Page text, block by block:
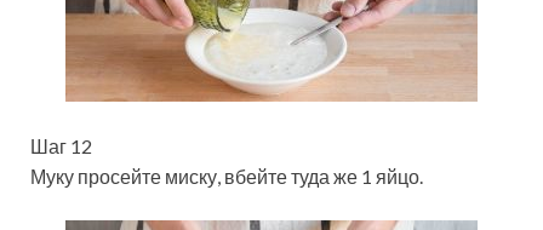
Шаг 12
Муку просейте миску, вбейте туда же 1 яйцо.